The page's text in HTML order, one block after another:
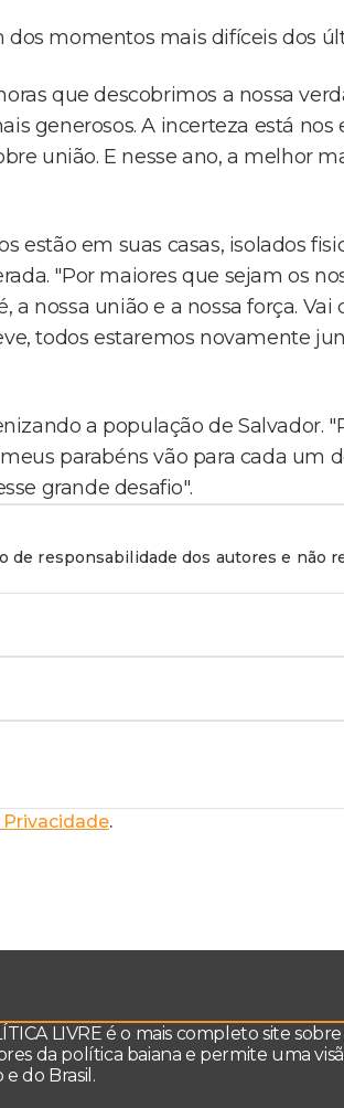
dos momentos mais difíceis dos
que descobrimos a nossa
generosos. A incerteza está
união. E nesse ano, a melhor
estão em suas casas, isolados
"Por maiores que sejam os
a nossa união e a nossa força.
todos estaremos novamente
a população de Salvador.
parabéns vão para cada um
grande desafio".
de responsabilidade dos autores e não
.
LIVRE é o mais completo site
da política baiana e permite uma
e do Brasil.